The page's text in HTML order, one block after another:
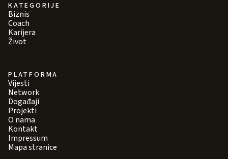
KATEGORIJE
Biznis
Coach
Karijera
Život
PLATFORMA
Vijesti
Network
Događaji
Projekti
O nama
Kontakt
Impressum
Mapa stranice